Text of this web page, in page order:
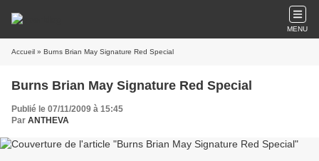
MENU
Accueil » Burns Brian May Signature Red Special
Burns Brian May Signature Red Special
Publié le 07/11/2009 à 15:45
Par ANTHEVA